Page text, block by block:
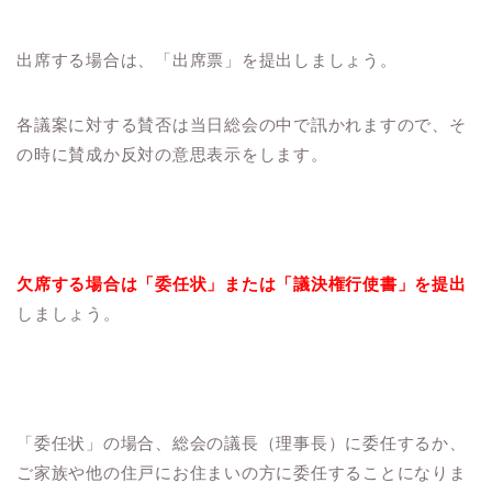
出席する場合は、「出席票」を提出しましょう。
各議案に対する賛否は当日総会の中で訊かれますので、そ
の時に賛成か反対の意思表示をします。
欠席する場合は「委任状」または「議決権行使書」 を提出
しましょう。
「委任状」の場合、総会の議長（理事長）に委任するか、
ご家族や他の住戸にお住まいの方に委任することになりま